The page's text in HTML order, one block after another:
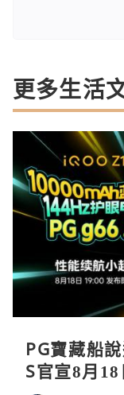
更多生活
PG寶藏船
S官宣8月